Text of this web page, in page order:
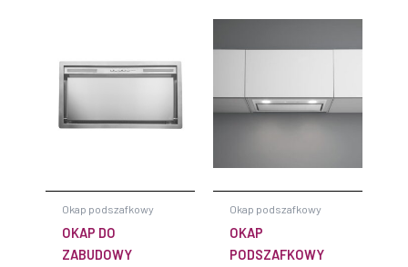
Okap podszafkowy
OKAP DO
ZABUDOWY
Okap podszafkowy
OKAP
PODSZAFKOWY